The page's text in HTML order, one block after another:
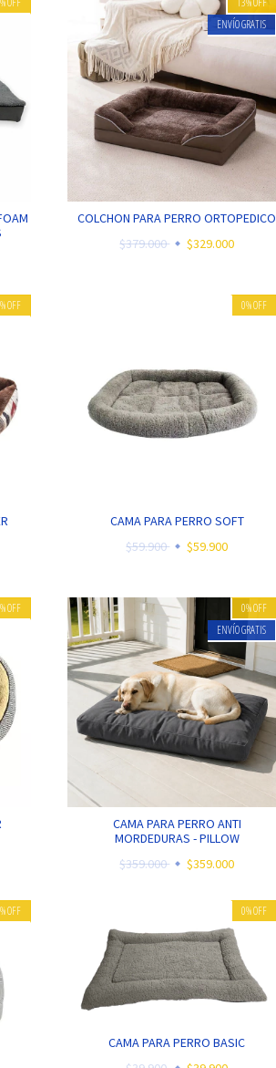
ENVÍO GRATIS
COLCHON PARA PERRO ORTOPEDICO
$379.000
$329.000
%OFF 0%OFF
CAMA PARA PERRO SOFT
$59.900
$59.900
%OFF 0%OFF
ENVÍO GRATIS
CAMA PARA PERRO ANTI
MORDEDURAS - PILLOW
$359.000
$359.000
%OFF 0%OFF
CAMA PARA PERRO BASIC